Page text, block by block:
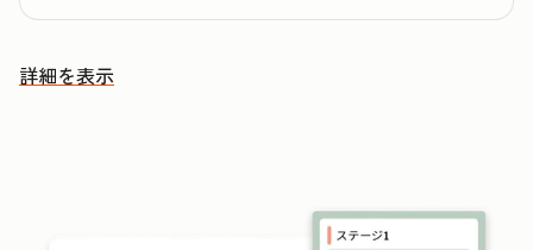
詳細を表示
その他の機能を確認する